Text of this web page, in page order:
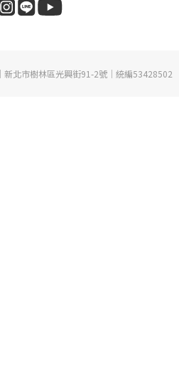
北市樹林區光興街91-2號｜統編53428502